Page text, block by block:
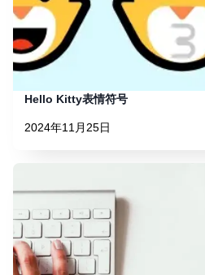
Hello Kitty表情符号
2024年11月25日